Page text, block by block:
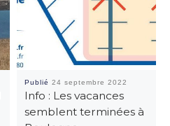
Publié24 septembre 2022
Info : Les vacances
semblent terminées à